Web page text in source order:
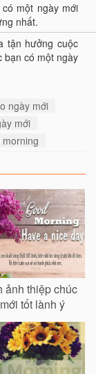
một ngày mới
nhất.
tận hưởng cuộc
bạn có một ngày
ngày mới
mới
ảnh thiệp chúc
tốt lành ý
nhất